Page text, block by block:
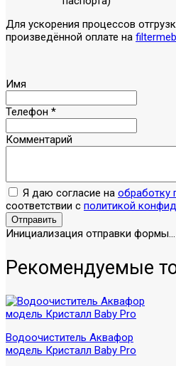
Для ускорения процессов
произведённой оплате на
Имя
Телефон *
Комментарий
Я даю согласие на обработку
соответствии с политикой
Отправить
Инициализация отправки формы...
Рекомендуемые
Водоочиститель Аквафор
модель Кристалл Baby Pro